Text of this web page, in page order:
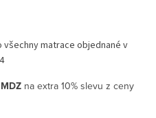
všechny matrace objednané v
MDZ na extra 10% slevu z ceny